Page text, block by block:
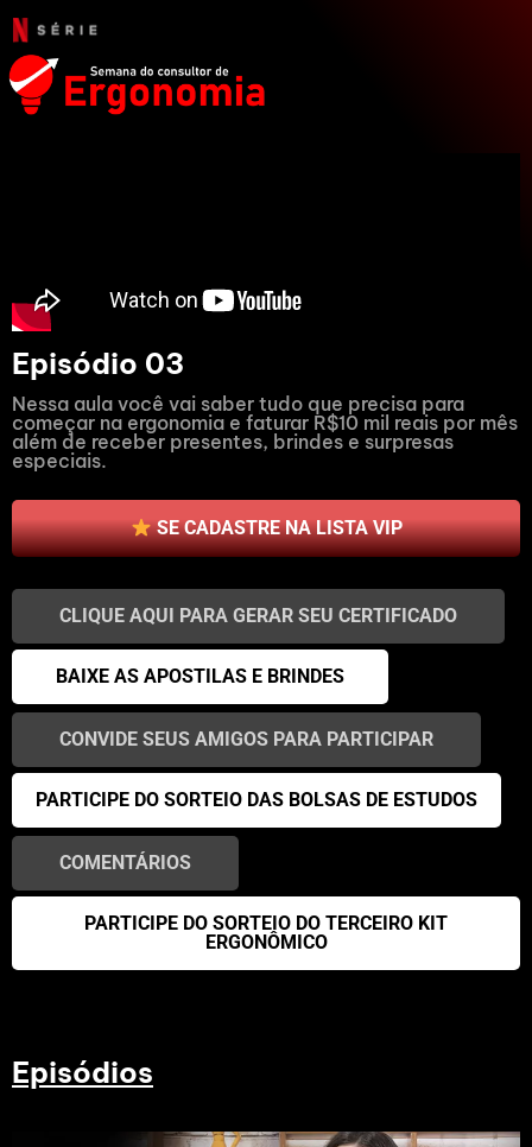
Episódio 03
Nessa aula você vai saber tudo que precisa para
começar na ergonomia e faturar R$10 mil reais por mês
além de receber presentes, brindes e surpresas
especiais.
SE CADASTRE NA LISTA VIP
CLIQUE AQUI PARA GERAR SEU CERTIFICADO
BAIXE AS APOSTILAS E BRINDES
CONVIDE SEUS AMIGOS PARA PARTICIPAR
PARTICIPE DO SORTEIO DAS BOLSAS DE ESTUDOS
COMENTÁRIOS
PARTICIPE DO SORTEIO DO TERCEIRO KIT
ERGONÔMICO
Episódios